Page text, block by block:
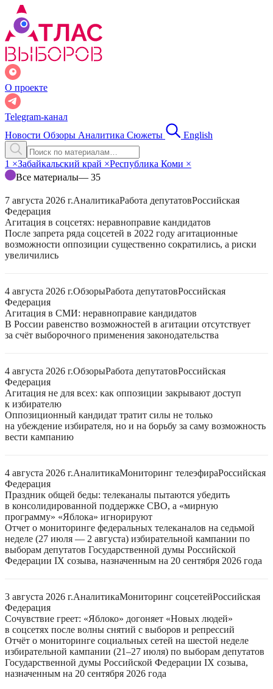
О проекте
Telegram-канал
Новости Обзоры Аналитика Сюжеты English
1 ×Забайкальский край ×Республика Коми ×
Все материалы— 35
7 августа 2026 г.АналитикаРабота депутатовРоссийская
Федерация
Агитация в соцсетях: неравноправие кандидатов
После запрета ряда соцсетей в 2022 году агитационные
возможности оппозиции существенно сократились, а риски
увеличились
4 августа 2026 г.ОбзорыРабота депутатовРоссийская
Федерация
Агитация в СМИ: неравноправие кандидатов
В России равенство возможностей в агитации отсутствует
за счёт выборочного применения законодательства
4 августа 2026 г.ОбзорыРабота депутатовРоссийская
Федерация
Агитация не для всех: как оппозиции закрывают доступ
к избирателю
Оппозиционный кандидат тратит силы не только
на убеждение избирателя, но и на борьбу за саму возможность
вести кампанию
4 августа 2026 г.АналитикаМониторинг телеэфираРоссийская
Федерация
Праздник общей беды: телеканалы пытаются убедить
в консолидированной поддержке СВО, а «мирную
программу» «Яблока» игнорируют
Отчет о мониторинге федеральных телеканалов на седьмой
неделе (27 июля — 2 августа) избирательной кампании по
выборам депутатов Государственной думы Российской
Федерации IX созыва, назначенным на 20 сентября 2026 года
3 августа 2026 г.АналитикаМониторинг соцсетейРоссийская
Федерация
Сочувствие греет: «Яблоко» догоняет «Новых людей»
в соцсетях после волны снятий с выборов и репрессий
Отчёт о мониторинге социальных сетей на шестой неделе
избирательной кампании (21–27 июля) по выборам депутатов
Государственной думы Российской Федерации IX созыва,
назначенным на 20 сентября 2026 года